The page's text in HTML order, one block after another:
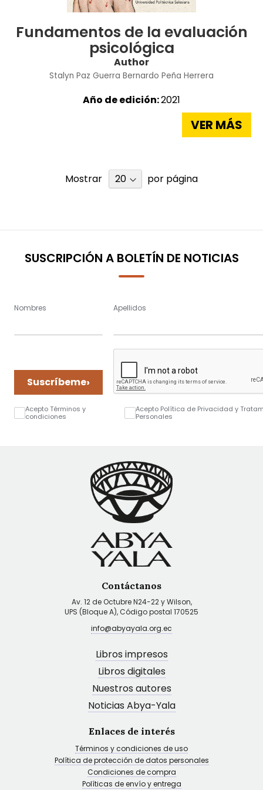
Fundamentos de la evaluación
psicológica
Author
Stalyn Paz Guerra Bernardo Peña Herrera
Año de edición:2021
VER MÁS
Mostrar por página
SUSCRIPCIÓN A BOLETÍN DE NOTICIAS
Nombres Apellidos
Suscríbeme›
Acepto Términos y
condiciones
Acepto Política de Privacidad y
Personales
Contáctanos
Av. 12 de Octubre N24-22 y Wilson,
UPS (Bloque A), Código postal 170525
info@abyayala.org.ec
Libros impresos
Libros digitales
Nuestros autores
Noticias Abya-Yala
Enlaces de interés
Términos y condiciones de uso
Política de protección de datos personales
Condiciones de compra
Políticas de envío y entrega